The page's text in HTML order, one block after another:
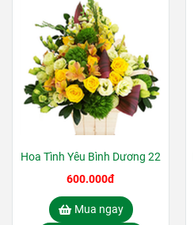
Hoa Tình Yêu Bình Dương 22
600.000đ
Mua ngay